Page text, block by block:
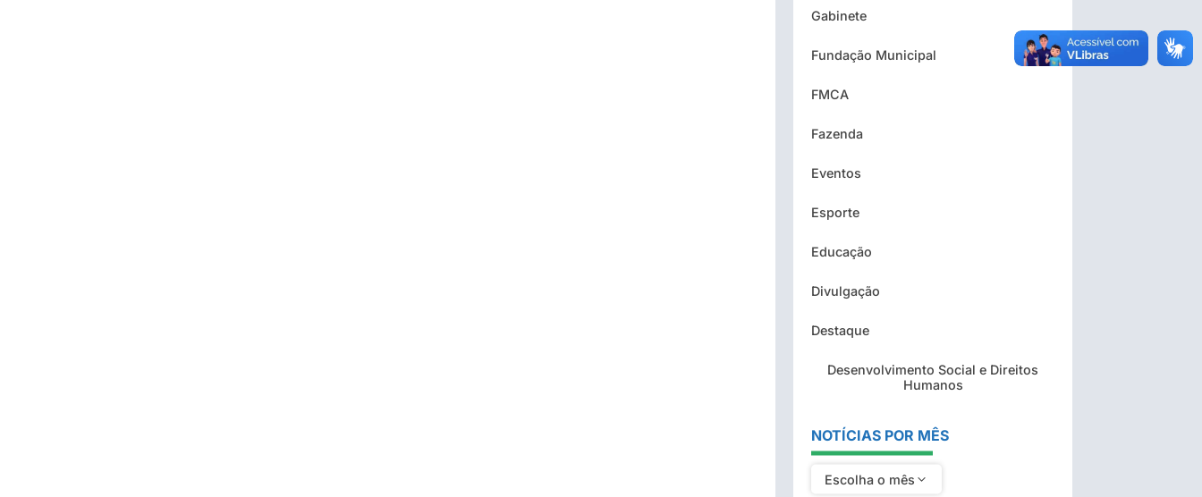
Gabinete
Fundação Municipal
FMCA
Fazenda
Eventos
Esporte
Educação
Divulgação
Destaque
Desenvolvimento Social e Direitos
Humanos
NOTÍCIAS POR MÊS
Escolha o mês